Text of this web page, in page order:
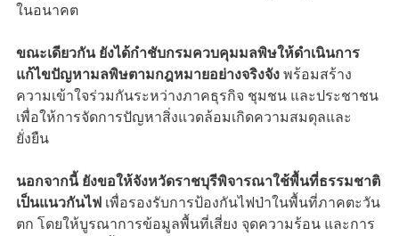
ในอนาคต
ขณะเดียวกัน ยังได้กำชับกรมควบคุมมลพิษให้ดำเนินการ
แก้ไขปัญหามลพิษตามกฎหมายอย่างจริงจัง พร้อมสร้าง
ความเข้าใจร่วมกันระหว่างภาคธุรกิจ ชุมชน และประชาชน
เพื่อให้การจัดการปัญหาสิ่งแวดล้อมเกิดความสมดุลและ
ยั่งยืน
นอกจากนี้ ยังขอให้จังหวัดราชบุรีพิจารณาใช้พื้นที่ธรรมชาติ
เป็นแนวกันไฟ เพื่อรองรับการป้องกันไฟป่าในพื้นที่ภาคตะวัน
ตก โดยให้บูรณาการข้อมูลพื้นที่เสี่ยง จุดความร้อน และการ